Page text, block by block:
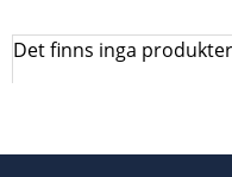
Det finns inga